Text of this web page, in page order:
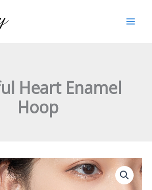
Heart Enamel
Hoop